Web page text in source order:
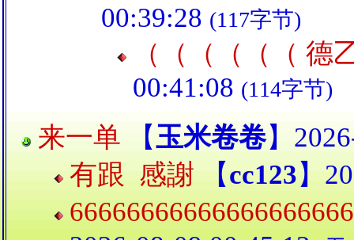
00:39:28 (117字节)
（（（（（（ 德
00:41:08 (114字节)
来一单 【玉米卷卷】
有跟 感謝 【cc123】